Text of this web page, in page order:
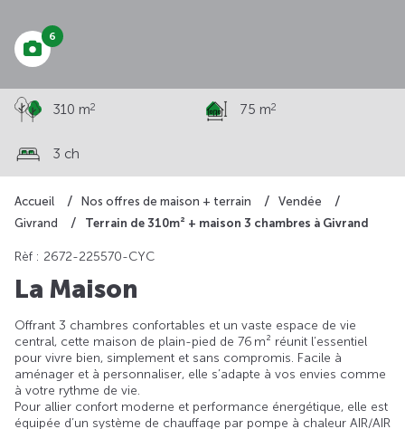
Accueil Nos offres de maison + terrain
Vendée
Givrand
Terrain de 310m² + maison 3 chambres à Givrand
6
310 m2 75 m2
3 ch
Rèf : 2672-225570-CYC
La Maison
Offrant 3 chambres confortables et un vaste espace de vie
central, cette maison de plain-pied de 76 m² réunit l’essentiel
pour vivre bien, simplement et sans compromis. Facile à
aménager et à personnaliser, elle s’adapte à vos envies comme
à votre rythme de vie.
Pour allier confort moderne et performance énergétique, elle est
équipée d’un système de chauffage par pompe à chaleur AIR/AIR